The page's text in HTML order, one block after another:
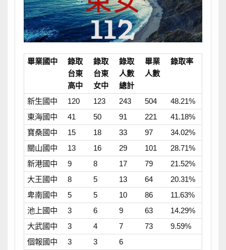
畢業國中
錄取
台東
高中
錄取
台東
女中
錄取
人數
總計
畢業
人數
錄取率
新生國中 120 123 243 504
48.21%
東海國中
41 50 91 221
41.18%
寶桑國中
15 18 33 97
34.02%
關山國中
13 16 29 101
28.71%
新港國中
9 8 17 79
21.52%
大王國中
8 5 13 64
20.31%
卑南國中
5 5 10 86
11.63%
池上國中
3 6 9 63
14.29%
大武國中
3 4 7 73
9.59%
個報國中
3 3
6